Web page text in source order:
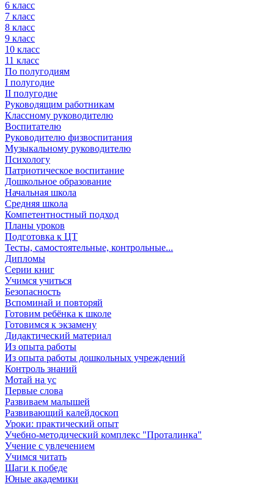
6 класс
7 класс
8 класс
9 класс
10 класс
11 класс
По полугодиям
I полугодие
II полугодие
Руководящим работникам
Классному руководителю
Воспитателю
Руководителю физвоспитания
Музыкальному руководителю
Психологу
Патриотическое воспитание
Дошкольное образование
Начальная школа
Средняя школа
Компетентностный подход
Планы уроков
Подготовка к ЦТ
Тесты, самостоятельные, контрольные...
Дипломы
Серии книг
Учимся учиться
Безопасность
Вспоминай и повторяй
Готовим ребёнка к школе
Готовимся к экзамену
Дидактический материал
Из опыта работы
Из опыта работы дошкольных учреждений
Контроль знаний
Мотай на ус
Первые слова
Развиваем малышей
Развивающий калейдоскоп
Уроки: практический опыт
Учебно-методический комплекс "Проталинка"
Учение с увлечением
Учимся читать
Шаги к победе
Юные академики